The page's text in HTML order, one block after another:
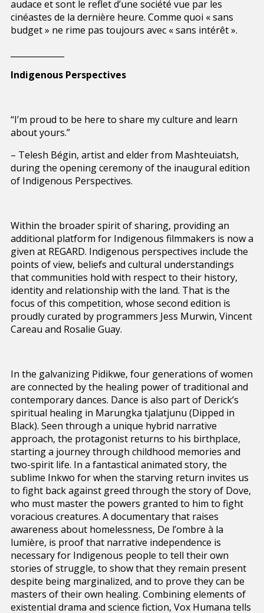
audace et sont le reflet d’une société vue par les
cinéastes de la dernière heure. Comme quoi « sans
budget » ne rime pas toujours avec « sans intérêt ».
Indigenous Perspectives
“I’m proud to be here to share my culture and learn
about yours.”
– Telesh Bégin, artist and elder from Mashteuiatsh,
during the opening ceremony of the inaugural edition
of Indigenous Perspectives.
Within the broader spirit of sharing, providing an
additional platform for Indigenous filmmakers is now a
given at REGARD. Indigenous perspectives include the
points of view, beliefs and cultural understandings
that communities hold with respect to their history,
identity and relationship with the land. That is the
focus of this competition, whose second edition is
proudly curated by programmers Jess Murwin, Vincent
Careau and Rosalie Guay.
In the galvanizing Pidikwe, four generations of women
are connected by the healing power of traditional and
contemporary dances. Dance is also part of Derick’s
spiritual healing in Marungka tjalatjunu (Dipped in
Black). Seen through a unique hybrid narrative
approach, the protagonist returns to his birthplace,
starting a journey through childhood memories and
two-spirit life. In a fantastical animated story, the
sublime Inkwo for when the starving return invites us
to fight back against greed through the story of Dove,
who must master the powers granted to him to fight
voracious creatures. A documentary that raises
awareness about homelessness, De l’ombre à la
lumière, is proof that narrative independence is
necessary for Indigenous people to tell their own
stories of struggle, to show that they remain present
despite being marginalized, and to prove they can be
masters of their own healing. Combining elements of
existential drama and science fiction, Vox Humana tells